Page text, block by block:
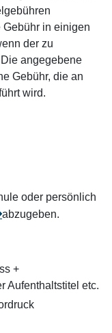
in einigen
der zu
angegebene
Gebühr, die an
wird.
oder persönlich
abzugeben.
+
Aufenthaltstitel etc.